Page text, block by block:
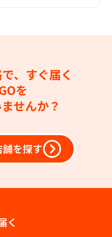
、すぐ届く
を
せんか？
を探す
く